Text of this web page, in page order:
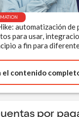
automatización de
para usar,
a fin para
el contenido
por